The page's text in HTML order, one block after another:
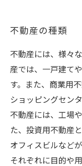
不動産の種類
不動産には、様々
産では、一戸建て
す。また、商業用
ショッピングセン
不動産には、工場
た、投資用不動産
オフィスビルなど
それぞれに目的や